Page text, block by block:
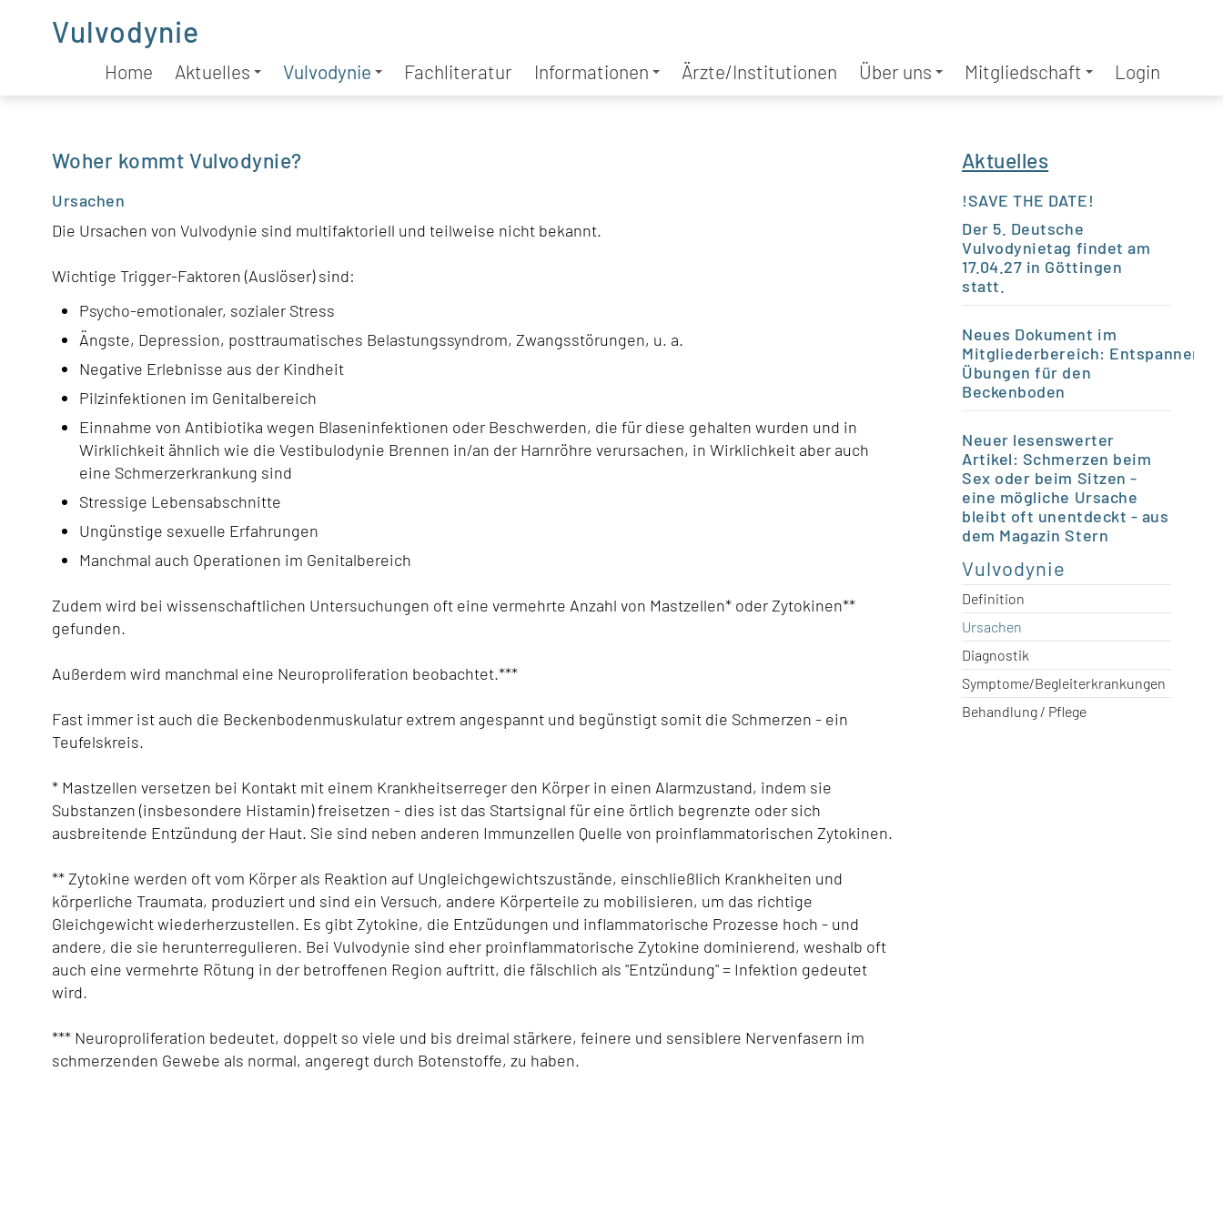
Vulvodynie
Home Aktuelles Vulvodynie Fachliteratur Informationen Ärzte/Institutionen Über uns Mitgliedschaft Login
Aktuelles
!SAVE THE DATE!
Der 5. Deutsche
Vulvodynietag findet am
17.04.27 in Göttingen
statt.
Neues Dokument im
Mitgliederbereich: Entspannende
Übungen für den
Beckenboden
Neuer lesenswerter
Artikel: Schmerzen beim
Sex oder beim Sitzen -
eine mögliche Ursache
bleibt oft unentdeckt - aus
dem Magazin Stern
Vulvodynie
Definition
Ursachen
Diagnostik
Symptome/Begleiterkrankungen
Behandlung / Pflege
Woher kommt Vulvodynie?
Ursachen
Die Ursachen von Vulvodynie sind multifaktoriell und teilweise nicht bekannt.
Wichtige Trigger-Faktoren (Auslöser) sind:
Psycho-emotionaler, sozialer Stress
Ängste, Depression, posttraumatisches Belastungssyndrom, Zwangsstörungen, u. a.
Negative Erlebnisse aus der Kindheit
Pilzinfektionen im Genitalbereich
Einnahme von Antibiotika wegen Blaseninfektionen oder Beschwerden, die für diese gehalten wurden und in
Wirklichkeit ähnlich wie die Vestibulodynie Brennen in/an der Harnröhre verursachen, in Wirklichkeit aber auch
eine Schmerzerkrankung sind
Stressige Lebensabschnitte
Ungünstige sexuelle Erfahrungen
Manchmal auch Operationen im Genitalbereich
Zudem wird bei wissenschaftlichen Untersuchungen oft eine vermehrte Anzahl von Mastzellen* oder Zytokinen**
gefunden.
Außerdem wird manchmal eine Neuroproliferation beobachtet.***
Fast immer ist auch die Beckenbodenmuskulatur extrem angespannt und begünstigt somit die Schmerzen - ein
Teufelskreis.
* Mastzellen versetzen bei Kontakt mit einem Krankheitserreger den Körper in einen Alarmzustand, indem sie
Substanzen (insbesondere Histamin) freisetzen - dies ist das Startsignal für eine örtlich begrenzte oder sich
ausbreitende Entzündung der Haut. Sie sind neben anderen Immunzellen Quelle von proinflammatorischen Zytokinen.
** Zytokine werden oft vom Körper als Reaktion auf Ungleichgewichtszustände, einschließlich Krankheiten und
körperliche Traumata, produziert und sind ein Versuch, andere Körperteile zu mobilisieren, um das richtige
Gleichgewicht wiederherzustellen. Es gibt Zytokine, die Entzüdungen und inflammatorische Prozesse hoch - und
andere, die sie herunterregulieren. Bei Vulvodynie sind eher proinflammatorische Zytokine dominierend, weshalb oft
auch eine vermehrte Rötung in der betroffenen Region auftritt, die fälschlich als "Entzündung" = Infektion gedeutet
wird.
*** Neuroproliferation bedeutet, doppelt so viele und bis dreimal stärkere, feinere und sensiblere Nervenfasern im
schmerzenden Gewebe als normal, angeregt durch Botenstoffe, zu haben.